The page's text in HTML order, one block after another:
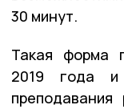
30 минут.
Такая форма
2019 года и
преподавания